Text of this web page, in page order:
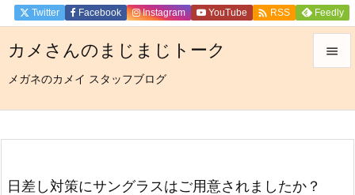
カメさんのまじまじトーク
メガネのカメイ スタッフブログ

サイド
Twitter Facebook Instagram YouTube  RSS Feedly
日差し対策にサングラスはご用意されましたか？